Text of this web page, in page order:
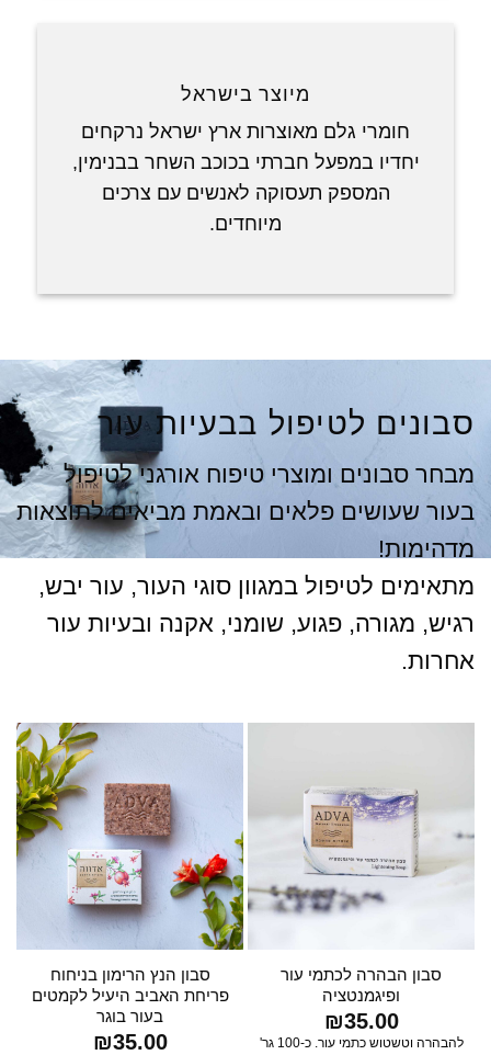
מיוצר בישראל
חומרי גלם מאוצרות ארץ ישראל נרקחים
יחדיו במפעל חברתי בכוכב השחר בבנימין,
המספק תעסוקה לאנשים עם צרכים
מיוחדים.
סבונים לטיפול בבעיות עור
מבחר סבונים ומוצרי טיפוח אורגני לטיפול
בעור שעושים פלאים ובאמת מביאים לתוצאות
מדהימות!
מתאימים לטיפול במגוון סוגי העור, עור יבש,
רגיש, מגורה, פגוע, שומני, אקנה ובעיות עור
אחרות.
סבון הבהרה לכתמי עור
ופיגמנטציה
₪35.00
להבהרה וטשטוש כתמי עור. כ-100 גר'
סבון הנץ הרימון בניחוח
פריחת האביב היעיל לקמטים
בעור בוגר
₪35.00